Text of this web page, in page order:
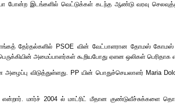
போன்ற இடங்களில் வெட்டுக்கள் கடந்த ஆண்டு வரவு
தேர்தல்களில் PSOE வின் வேட்பாளரான தோமஸ் கோமஸ்
அமைப்பாளர்கள் கூறியபோது ஏளன ஒலிகள் பெரிதாக
விடுத்துள்ளது. PPயின் பொதுச்செயலாளர் Maria
. மார்ச் 2004 ல் மாட்ரிட் மீதான குண்டுவீச்சுக்களை